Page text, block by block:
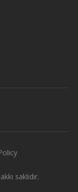
saklıdır.